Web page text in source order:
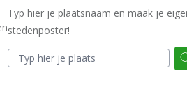
Typ hier je plaatsnaam en maak je
stedenposter!